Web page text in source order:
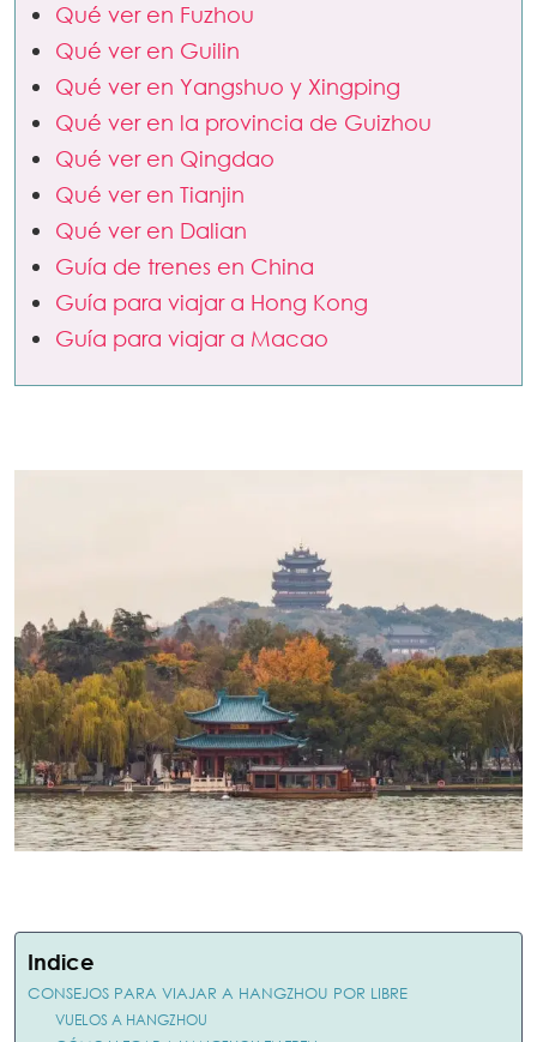
Qué ver en Fuzhou
Qué ver en Guilin
Qué ver en Yangshuo y Xingping
Qué ver en la provincia de Guizhou
Qué ver en Qingdao
Qué ver en Tianjin
Qué ver en Dalian
Guía de trenes en China
Guía para viajar a Hong Kong
Guía para viajar a Macao
Indice
CONSEJOS PARA VIAJAR A HANGZHOU POR LIBRE
VUELOS A HANGZHOU